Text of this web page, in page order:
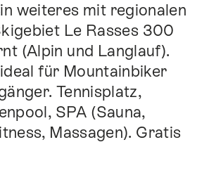
weiteres mit regionalen
Le Rasses 300
(Alpin und Langlauf).
für Mountainbiker
Tennisplatz,
SPA (Sauna,
Massagen). Gratis